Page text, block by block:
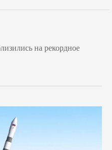
на рекордное